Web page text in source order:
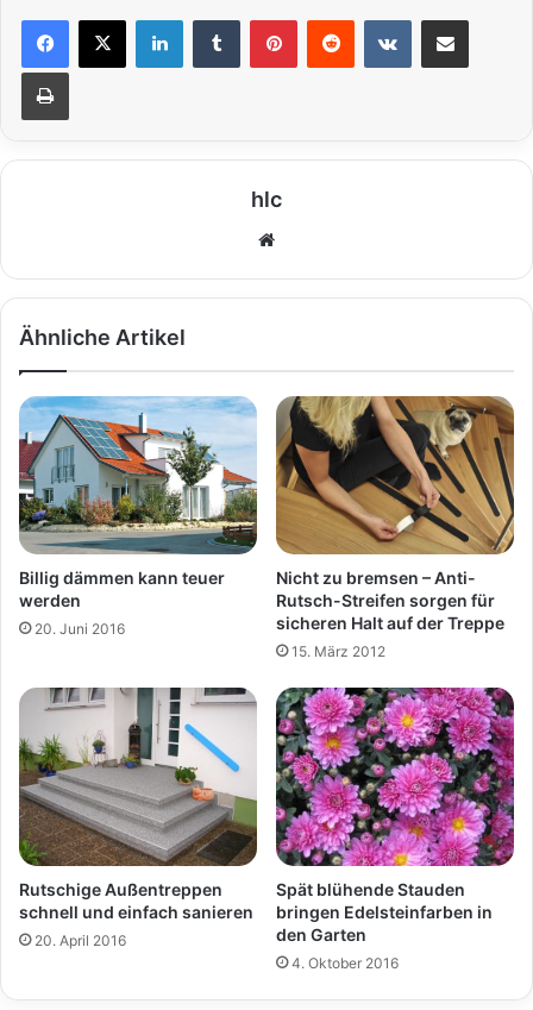
hlc
eit
Ähnliche Artikel
Billig dämmen kann teuer
werden
20. Juni 2016
Nicht zu bremsen – Anti-
Rutsch-Streifen sorgen für
sicheren Halt auf der Treppe
15. März 2012
Rutschige Außentreppen
schnell und einfach sanieren
20. April 2016
Spät blühende Stauden
bringen Edelsteinfarben in
den Garten
4. Oktober 2016